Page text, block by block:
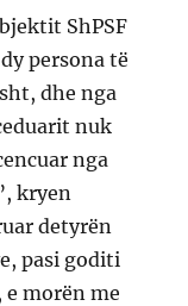
ShPSF
persona të
dhe nga
nuk
nga
kryen
detyrën
pasi goditi
morën me